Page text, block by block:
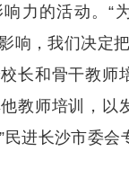
力的活动。“
响，我们决定
长和骨干教师
教师培训，以
民进长沙市委会